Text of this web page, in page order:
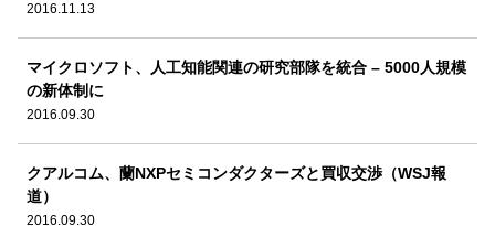
2016.11.13
マイクロソフト、人工知能関連の研究部隊を統合 – 5000人規模
の新体制に
2016.09.30
クアルコム、蘭NXPセミコンダクターズと買収交渉（WSJ報
道）
2016.09.30